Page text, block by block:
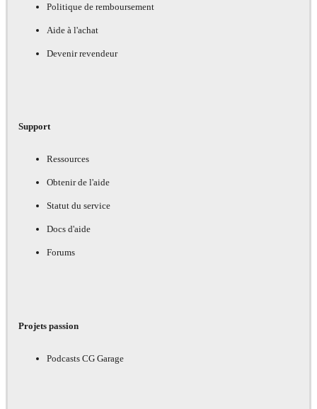
Politique de remboursement
Aide à l'achat
Devenir revendeur
Support
Ressources
Obtenir de l'aide
Statut du service
Docs d'aide
Forums
Projets passion
Podcasts CG Garage